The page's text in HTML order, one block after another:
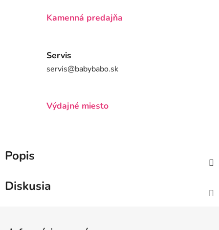
Kamenná predajňa
Servis
servis@babybabo.sk
Výdajné miesto
Popis
Diskusia